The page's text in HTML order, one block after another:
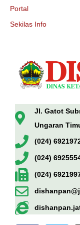
Portal
Sekilas Info
Jl. Gatot
Ungaran
(024)
(024)
(024)